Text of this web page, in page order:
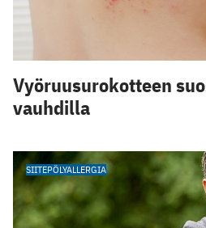
Vyöruusurokotteen
vauhdilla
SIITEPÖLYALLERGIA